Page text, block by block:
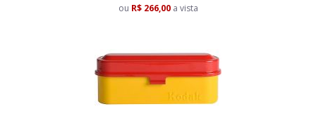
ou R$ 266,00a vista